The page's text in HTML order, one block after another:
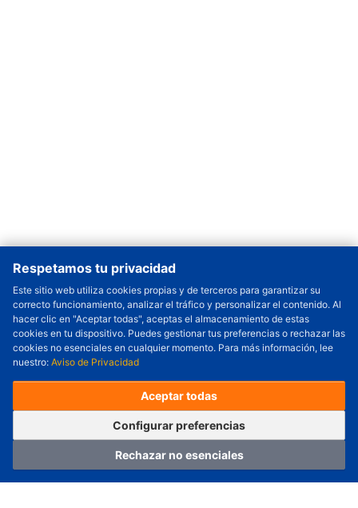
Respetamos tu privacidad
Este sitio web utiliza cookies propias y de terceros para garantizar su
correcto funcionamiento, analizar el tráfico y personalizar el contenido. Al
hacer clic en "Aceptar todas", aceptas el almacenamiento de estas
cookies en tu dispositivo. Puedes gestionar tus preferencias o rechazar las
cookies no esenciales en cualquier momento. Para más información, lee
nuestro: Aviso de Privacidad
Aceptar todas
Configurar preferencias
Rechazar no esenciales
Cantidad a Ordenar - +
Revisar precio y fecha de envío
Precio unitario (USD) :---
(con IVA (USD)) :--- (con IVA (USD)) :---
---
Pedir ahora
Agregar al carrito